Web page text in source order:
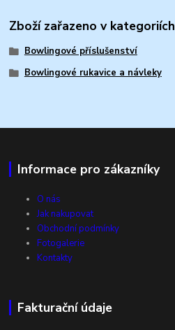
Zboží zařazeno v kategoriích
Bowlingové příslušenství
Bowlingové rukavice a návleky
Informace pro zákazníky
O nás
Jak nakupovat
Obchodní podmínky
Fotogalerie
Kontakty
Fakturační údaje